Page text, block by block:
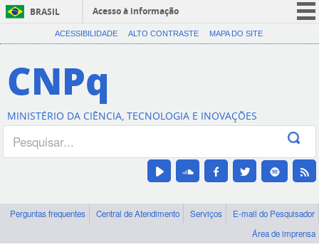
BRASIL
Acesso à informação
CORONAVÍRUS (COVID-19)
Canais
ACESSIBILIDADE ALTO CONTRASTE MAPA DO SITE
CNPq
MINISTÉRIO DA CIÊNCIA, TECNOLOGIA E INOVAÇÕES
Perguntas frequentes Central de Atendimento Serviços
E-mail do Pesquisador
Área de imprensa